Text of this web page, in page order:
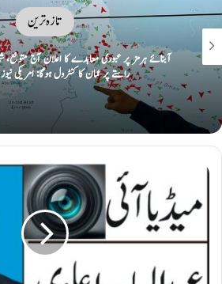
تازہ ترین
آبنائے ہرمز پر عبوری معاہدے کا اعلان آج متوقع،
راستے پر عمان کا کنٹرول ہوگا: امریکی